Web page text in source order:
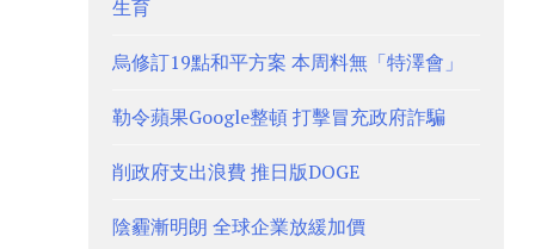
生育
烏修訂19點和平方案 本周料無「特澤會」
勒令蘋果Google整頓 打擊冒充政府詐騙
削政府支出浪費 推日版DOGE
陰霾漸明朗 全球企業放緩加價